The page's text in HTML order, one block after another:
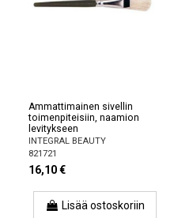
Ammattimainen sivellin
toimenpiteisiin, naamion
levitykseen
INTEGRAL BEAUTY
821721
16,10 €
Lisää ostoskoriin